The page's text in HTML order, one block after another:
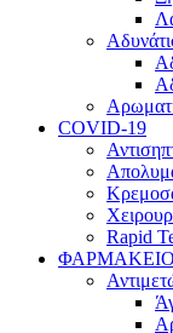
COVID-19
Rapid
ΦΑΡΜΑΚΕΙΟ